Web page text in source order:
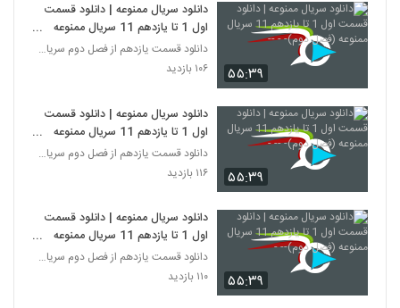
۵۵:۳۹
دانلود سریال ممنوعه | دانلود قسمت
اول 1 تا یازدهم 11 سریال ممنوعه
(فصل دوم)- - --
دانلود قسمت یازدهم از فصل دوم سریال ممنوعه
۱۰۶ بازدید
۵۵:۳۹
دانلود سریال ممنوعه | دانلود قسمت
اول 1 تا یازدهم 11 سریال ممنوعه
(فصل دوم)- -- -
دانلود قسمت یازدهم از فصل دوم سریال ممنوعه
۱۱۶ بازدید
۵۵:۳۹
دانلود سریال ممنوعه | دانلود قسمت
اول 1 تا یازدهم 11 سریال ممنوعه
(فصل دوم)-- -
دانلود قسمت یازدهم از فصل دوم سریال ممنوعه
۱۱۰ بازدید